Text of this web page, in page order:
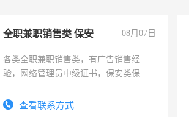
全职兼职销售类 保安 08月07日
各类全职兼职销售类，有广告销售经
验，网络管理员中级证书，保安类保安
有高低压电工证和十几年工作经验
查看联系方式